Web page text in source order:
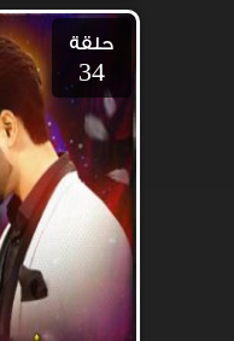
حلقة
34